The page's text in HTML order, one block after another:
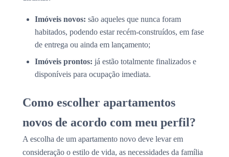
Imóveis novos: são aqueles que nunca foram
habitados, podendo estar recém-construídos, em fase
de entrega ou ainda em lançamento;
Imóveis prontos: já estão totalmente finalizados e
disponíveis para ocupação imediata.
Como escolher apartamentos
novos de acordo com meu perfil?
A escolha de um apartamento novo deve levar em
consideração o estilo de vida, as necessidades da família